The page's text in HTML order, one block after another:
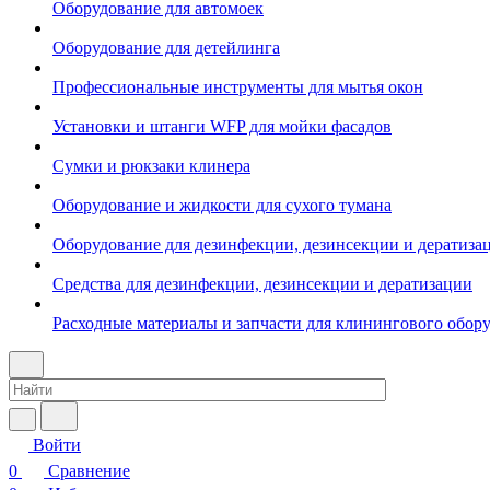
Оборудование для автомоек
Оборудование для детейлинга
Профессиональные инструменты для мытья окон
Установки и штанги WFP для мойки фасадов
Сумки и рюкзаки клинера
Оборудование и жидкости для сухого тумана
Оборудование для дезинфекции, дезинсекции и
Средства для дезинфекции, дезинсекции и дератизации
Расходные материалы и запчасти для клинингового
Войти
0
Сравнение